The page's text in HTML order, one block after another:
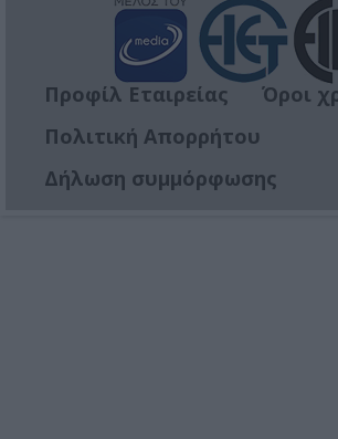
Προφίλ Εταιρείας
Όροι
Πολιτική Απορρήτου
Δήλωση συμμόρφωσης